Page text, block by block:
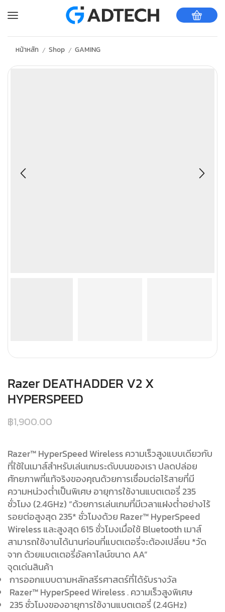
หน้าหลัก / Shop / GAMING
Razer DEATHADDER V2 X
HYPERSPEED
฿1,900.00
Razer™ HyperSpeed ​​Wireless ความเร็วสูงแบบเดียวกับ
ที่ใช้ในเมาส์สำหรับเล่นเกมระดับบนของเรา ปลดปล่อย
ศักยภาพที่แท้จริงของคุณด้วยการเชื่อมต่อไร้สายที่มี
ความหน่วงต่ำเป็นพิเศษ อายุการใช้งานแบตเตอรี่ 235
ชั่วโมง (2.4GHz) “ด้วยการเล่นเกมที่มีเวลาแฝงต่ำอย่างไร้
รอยต่อสูงสุด 235* ชั่วโมงด้วย Razer™ HyperSpeed ​​
Wireless และสูงสุด 615 ชั่วโมงเมื่อใช้ Bluetooth เมาส์
สามารถใช้งานได้นานก่อนที่แบตเตอรี่จะต้องเปลี่ยน *วัด
จาก ด้วยแบตเตอรี่อัลคาไลน์ขนาด AA”
จุดเด่นสินค้า
การออกแบบตามหลักสรีรศาสตร์ที่ได้รับรางวัล
Razer™ HyperSpeed ​​Wireless . ความเร็วสูงพิเศษ
235 ชั่วโมงของอายุการใช้งานแบตเตอรี่ (2.4GHz)